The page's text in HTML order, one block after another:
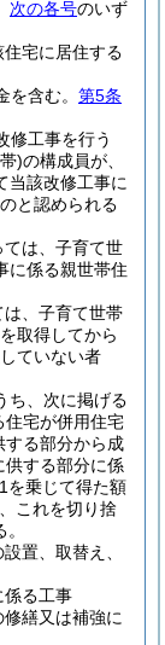
次の各号のいず
宅に居住する
を含む。 第5条
修工事を行う
)の構成員が、
当該改修工事に
と認められる
は、子育て世
に係る親世帯住
、子育て世帯
取得してから
ていない者
ち、次に掲げる
住宅が併用住宅
する部分から成
供する部分に係
を乗じて得た額
これを切り捨
置、取替え、
係る工事
繕又は補強に